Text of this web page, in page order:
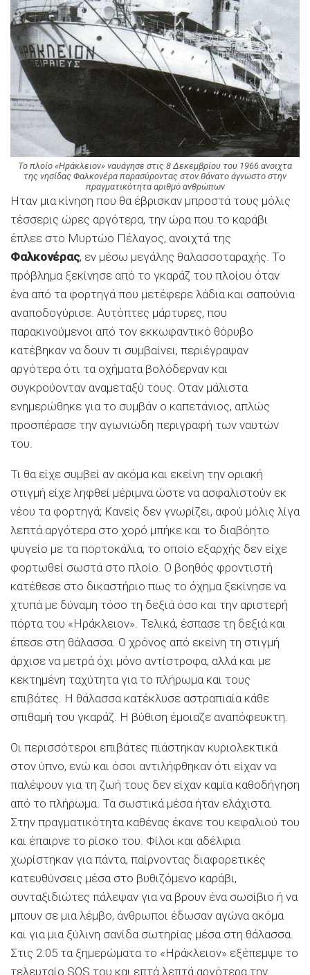
Το πλοίο «Ηράκλειον» ναυάγησε στις 8 Δεκεμβρίου του 1966 ανοιχτα
της νησίδας Φαλκονέρα παρασύροντας στον θάνατο άγνωστο στην
πραγματικότητα αριθμό ανθρώπων
Ηταν μια κίνηση που θα έβρισκαν μπροστά τους μόλις
τέσσερις ώρες αργότερα, την ώρα που το καράβι
έπλεε στο Μυρτώο Πέλαγος, ανοιχτά της
Φαλκονέρας, εν μέσω μεγάλης θαλασσοταραχής. Το
πρόβλημα ξεκίνησε από το γκαράζ του πλοίου όταν
ένα από τα φορτηγά που μετέφερε λάδια και σαπούνια
αναποδογύρισε. Αυτόπτες μάρτυρες, που
παρακινούμενοι από τον εκκωφαντικό θόρυβο
κατέβηκαν να δουν τι συμβαίνει, περιέγραψαν
αργότερα ότι τα οχήματα βολόδερναν και
συγκρούονταν αναμεταξύ τους. Οταν μάλιστα
ενημερώθηκε για το συμβάν ο καπετάνιος, απλώς
προσπέρασε την αγωνιώδη περιγραφή των ναυτών
του.
Τι θα είχε συμβεί αν ακόμα και εκείνη την οριακή
στιγμή είχε ληφθεί μέριμνα ώστε να ασφαλιστούν εκ
νέου τα φορτηγά; Κανείς δεν γνωρίζει, αφού μόλις λίγα
λεπτά αργότερα στο χορό μπήκε και το διαβόητο
ψυγείο με τα πορτοκάλια, το οποίο εξαρχής δεν είχε
φορτωθεί σωστά στο πλοίο. Ο βοηθός φροντιστή
κατέθεσε στο δικαστήριο πως το όχημα ξεκίνησε να
χτυπά με δύναμη τόσο τη δεξιά όσο και την αριστερή
πόρτα του «Ηράκλειον». Τελικά, έσπασε τη δεξιά και
έπεσε στη θάλασσα. Ο χρόνος από εκείνη τη στιγμή
άρχισε να μετρά όχι μόνο αντίστροφα, αλλά και με
κεκτημένη ταχύτητα για το πλήρωμα και τους
επιβάτες. Η θάλασσα κατέκλυσε αστραπιαία κάθε
σπιθαμή του γκαράζ. Η βύθιση έμοιαζε αναπόφευκτη.
Οι περισσότεροι επιβάτες πιάστηκαν κυριολεκτικά
στον ύπνο, ενώ και όσοι αντιλήφθηκαν ότι είχαν να
παλέψουν για τη ζωή τους δεν είχαν καμία καθοδήγηση
από το πλήρωμα. Τα σωστικά μέσα ήταν ελάχιστα.
Στην πραγματικότητα καθένας έκανε του κεφαλιού του
και έπαιρνε το ρίσκο του. Φίλοι και αδέλφια
χωρίστηκαν για πάντα, παίρνοντας διαφορετικές
κατευθύνσεις μέσα στο βυθιζόμενο καράβι,
συνταξιδιώτες πάλεψαν για να βρουν ένα σωσίβιο ή να
μπουν σε μια λέμβο, άνθρωποι έδωσαν αγώνα ακόμα
και για μια ξύλινη σανίδα σωτηρίας μέσα στη θάλασσα.
Στις 2.05 τα ξημερώματα το «Ηράκλειον» εξέπεμψε το
τελευταίο SOS του και επτά λεπτά αργότερα την